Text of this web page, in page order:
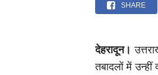
SHARE
देहरादून।
तबादलों में उन्हीं